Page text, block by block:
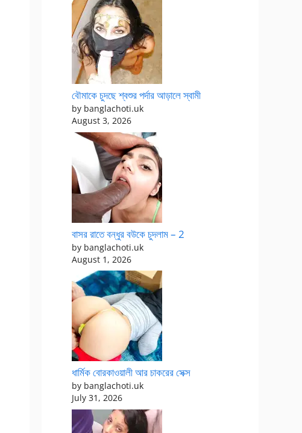
বৌমাকে চুদছে শ্বশুর পর্দার আড়ালে স্বামী
by banglachoti.uk
August 3, 2026
বাসর রাতে বন্ধুর বউকে চুদলাম – 2
by banglachoti.uk
August 1, 2026
ধার্মিক বোরকাওয়ালী আর চাকরের সেক্স
by banglachoti.uk
July 31, 2026